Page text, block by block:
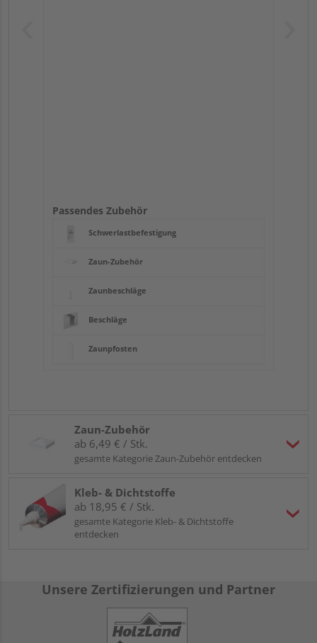
Passendes Zubehör
Schwerlastbefestigung
Zaun-Zubehör
Zaunbeschläge
Beschläge
Zaunpfosten
Zaun-Zubehör
ab 6,49 € / Stk.
gesamte Kategorie Zaun-Zubehör entdecken
Kleb- & Dichtstoffe
ab 18,95 € / Stk.
gesamte Kategorie Kleb- & Dichtstoffe
entdecken
Unsere Zertifizierungen und Partner